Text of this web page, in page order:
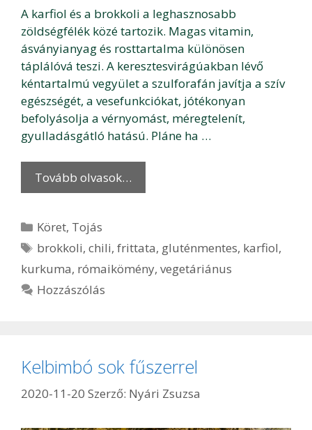
A karfiol és a brokkoli a leghasznosabb
zöldségfélék közé tartozik. Magas vitamin,
ásványianyag és rosttartalma különösen
táplálóvá teszi. A keresztesvirágúakban lévő
kéntartalmú vegyület a szulforafán javítja a szív
egészségét, a vesefunkciókat, jótékonyan
befolyásolja a vérnyomást, méregtelenít,
gyulladásgátló hatású. Pláne ha …
Tovább olvasok…
Kategória
Köret, Tojás
Címkék
brokkoli,chili,frittata, gluténmentes, karfiol,
kurkuma, rómaikömény, vegetáriánus
Hozzászólás
Kelbimbó sok fűszerrel
2020-11-20 Szerző: Nyári Zsuzsa